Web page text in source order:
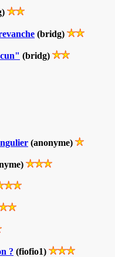
(bridg)
(bridg)
(anonyme)
? (fiofio1)